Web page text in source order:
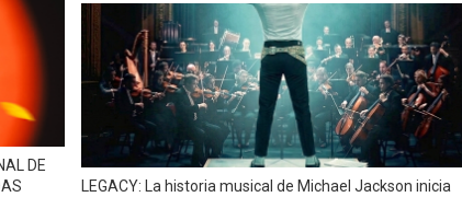
DE
LEGACY: La historia musical de Michael Jackson inicia